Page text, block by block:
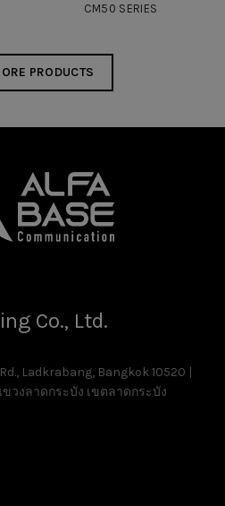
CM50 SERIES
PRODUCTS
Co., Ltd.
Ladkrabang, Bangkok 10520 |
วงลาดกระบัง เขตลาดกระบัง